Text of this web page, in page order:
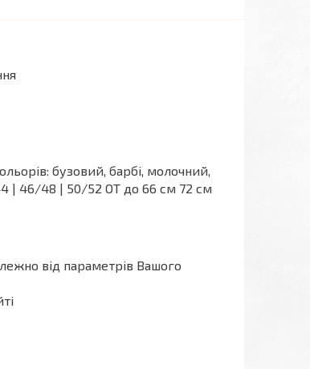
бузовий, барбі, молочний,
| 46/48 | 50/52 ОТ до 66 см 72 см
від параметрів Вашого